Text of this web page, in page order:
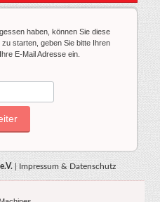
haben, können Sie diese
starten, geben Sie bitte Ihren
E-Mail Adresse ein.
Impressum & Datenschutz